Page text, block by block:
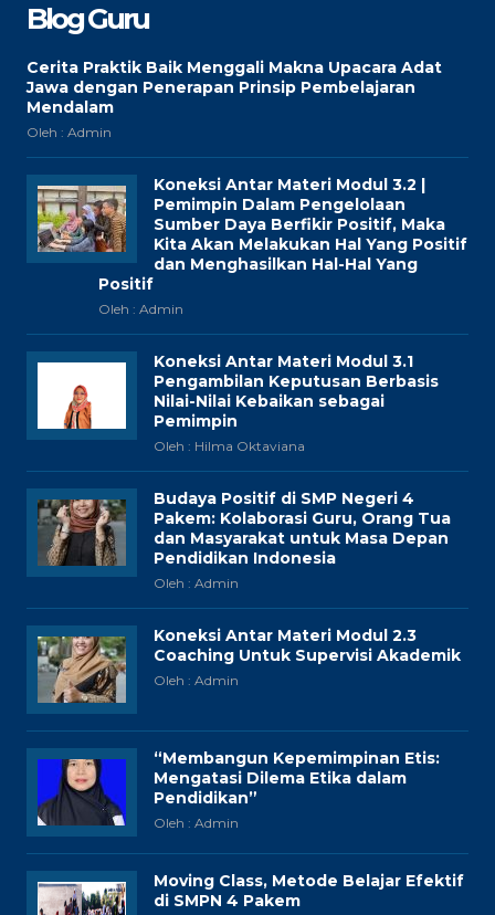
Blog Guru
Cerita Praktik Baik Menggali Makna Upacara Adat
Jawa dengan Penerapan Prinsip Pembelajaran
Mendalam
Oleh : Admin
Koneksi Antar Materi Modul 3.2 |
Pemimpin Dalam Pengelolaan
Sumber Daya Berfikir Positif, Maka
Kita Akan Melakukan Hal Yang Positif
dan Menghasilkan Hal-Hal Yang
Positif
Oleh : Admin
Koneksi Antar Materi Modul 3.1
Pengambilan Keputusan Berbasis
Nilai-Nilai Kebaikan sebagai
Pemimpin
Oleh : Hilma Oktaviana
Budaya Positif di SMP Negeri 4
Pakem: Kolaborasi Guru, Orang Tua
dan Masyarakat untuk Masa Depan
Pendidikan Indonesia
Oleh : Admin
Koneksi Antar Materi Modul 2.3
Coaching Untuk Supervisi Akademik
Oleh : Admin
“Membangun Kepemimpinan Etis:
Mengatasi Dilema Etika dalam
Pendidikan”
Oleh : Admin
Moving Class, Metode Belajar Efektif
di SMPN 4 Pakem